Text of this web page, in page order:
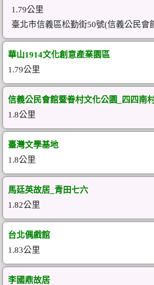
1.79公里
臺北市信義區松勤街50號(信義公民會
華山1914文化創意產業園區
1.79公里
信義公民會館暨眷村文化公園_四四南
1.8公里
臺灣文學基地
1.8公里
馬廷英故居_青田七六
1.82公里
台北偶戲館
1.83公里
李國鼎故居